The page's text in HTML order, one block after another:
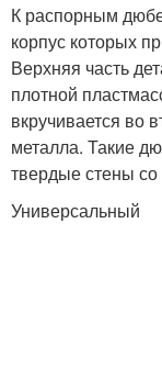
К распорным
корпус которых
Верхняя часть
плотной
вкручивается во
металла. Такие
твердые стены
Универсальный